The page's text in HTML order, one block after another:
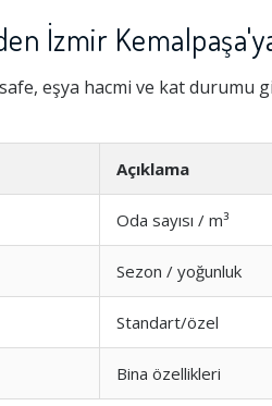
İzmir
eşya hacmi ve kat
Açıklama
Oda sayısı / m³
Sezon / yoğunluk
Standart/özel
Bina özellikleri
---
----
Firmayla
Fiyatta
Firma Fiyat
Firma Güven
Ambalajlama
Firma ile İletişim
Zamanlama